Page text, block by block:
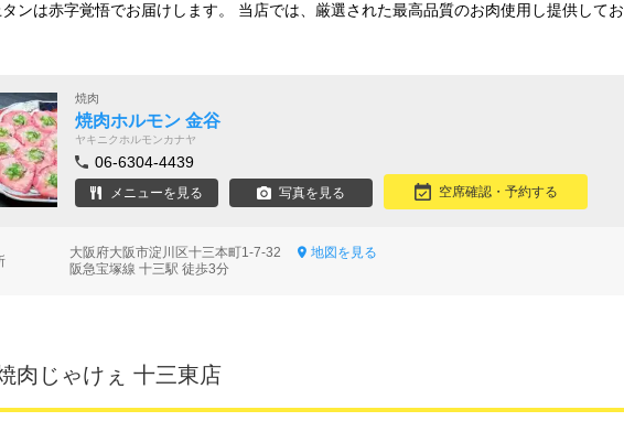
ンは赤字覚悟でお届けします。 当店では、厳選された最高品質のお肉使用し提供してお
焼肉
焼肉ホルモン 金谷
ヤキニクホルモンカナヤ
06-6304-4439
メニューを見る 写真を見る 空席確認・予約する
大阪府大阪市淀川区十三本町1-7-32
地図を見る
阪急宝塚線 十三駅 徒歩3分
肉じゃけぇ 十三東店